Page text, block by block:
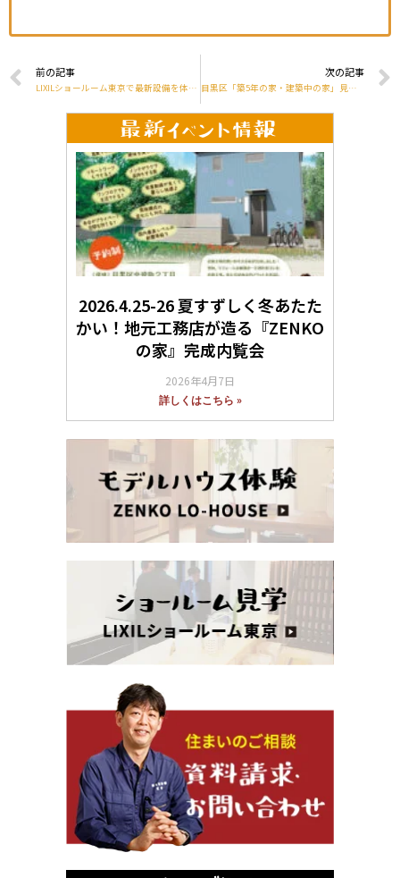
前の記事
LIXILショールーム東京で最新設備を体感してください
次の記事
目黒区「築5年の家・建築中の家」見学会を開催しました。
2026.4.25-26 夏すずしく冬あたた
かい！地元工務店が造る『ZENKO
の家』完成内覧会
2026年4月7日
詳しくはこちら »